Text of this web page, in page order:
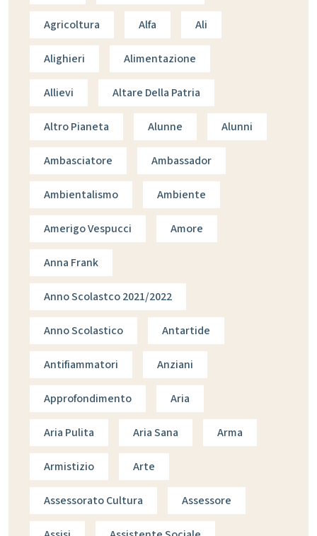
Agricoltura Alfa Ali
Alighieri Alimentazione
Allievi Altare Della Patria
Altro Pianeta Alunne Alunni
Ambasciatore Ambassador
Ambientalismo Ambiente
Amerigo Vespucci Amore
Anna Frank
Anno Scolastco 2021/2022
Anno Scolastico Antartide
Antifiammatori Anziani
Approfondimento Aria
Aria Pulita Aria Sana Arma
Armistizio Arte
Assessorato Cultura Assessore